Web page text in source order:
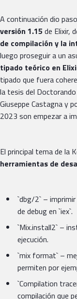
A continuación dio
versión 1.15 de Elixir,
de compilación y la
luego proseguir a un
tipado teórico en
tipado que fuera
la tesis del
Giuseppe Castagna y
2023 son empezar a
El principal tema de la
herramientas de
`dbg/2` –
de debug en `iex`.
`Mix.install2` –
ejecución.
`mix format` –
permiten por
`Compilation
compilación que